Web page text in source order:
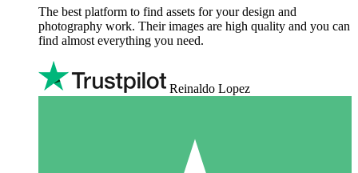
The best platform to find assets for your design and
photography work. Their images are high quality and you can
find almost everything you need.
Reinaldo Lopez